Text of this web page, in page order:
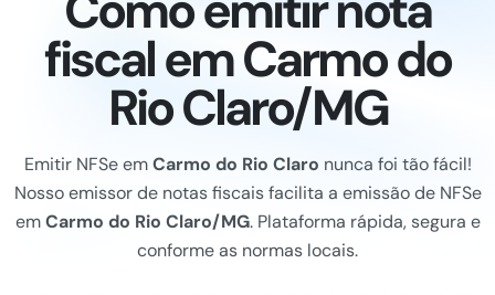
fiscal em Carmo do
Rio Claro/MG
Emitir NFSe emCarmo do Rio Claro nunca foi tão fácil!
Nosso emissor de notas fiscais facilita a emissão de NFSe
emCarmo do Rio Claro/MG. Plataforma rápida, segura e
conforme as normas locais.